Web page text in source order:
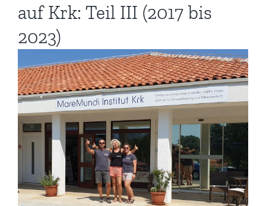
auf Krk: Teil III (2017 bis
2023)